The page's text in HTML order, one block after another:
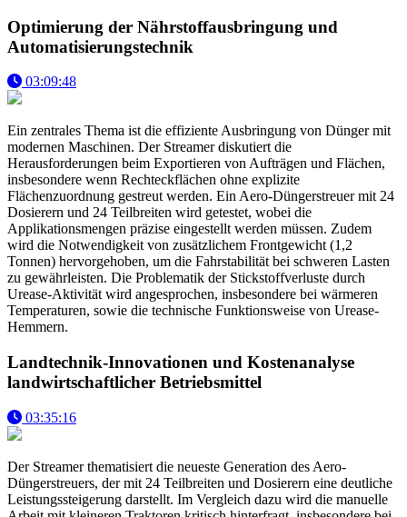
Optimierung der Nährstoffausbringung und
Automatisierungstechnik
03:09:48
Ein zentrales Thema ist die effiziente Ausbringung von Dünger mit
modernen Maschinen. Der Streamer diskutiert die
Herausforderungen beim Exportieren von Aufträgen und Flächen,
insbesondere wenn Rechteckflächen ohne explizite
Flächenzuordnung gestreut werden. Ein Aero-Düngerstreuer mit 24
Dosierern und 24 Teilbreiten wird getestet, wobei die
Applikationsmengen präzise eingestellt werden müssen. Zudem
wird die Notwendigkeit von zusätzlichem Frontgewicht (1,2
Tonnen) hervorgehoben, um die Fahrstabilität bei schweren Lasten
zu gewährleisten. Die Problematik der Stickstoffverluste durch
Urease-Aktivität wird angesprochen, insbesondere bei wärmeren
Temperaturen, sowie die technische Funktionsweise von Urease-
Hemmern.
Landtechnik-Innovationen und Kostenanalyse
landwirtschaftlicher Betriebsmittel
03:35:16
Der Streamer thematisiert die neueste Generation des Aero-
Düngerstreuers, der mit 24 Teilbreiten und Dosierern eine deutliche
Leistungssteigerung darstellt. Im Vergleich dazu wird die manuelle